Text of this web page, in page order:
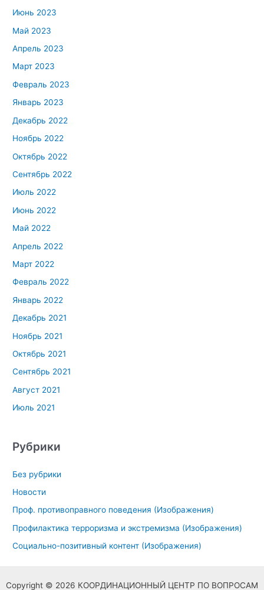
Июнь 2023
Май 2023
Апрель 2023
Март 2023
Февраль 2023
Январь 2023
Декабрь 2022
Ноябрь 2022
Октябрь 2022
Сентябрь 2022
Июль 2022
Июнь 2022
Май 2022
Апрель 2022
Март 2022
Февраль 2022
Январь 2022
Декабрь 2021
Ноябрь 2021
Октябрь 2021
Сентябрь 2021
Август 2021
Июль 2021
Рубрики
Без рубрики
Новости
Проф. противоправного поведения (Изображения)
Профилактика терроризма и экстремизма (Изображения)
Социально-позитивный контент (Изображения)
Copyright © 2026 КООРДИНАЦИОННЫЙ ЦЕНТР ПО ВОПРОСАМ